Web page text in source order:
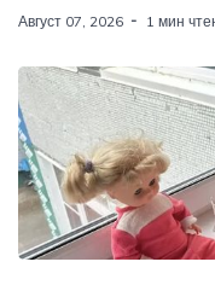
Август 07, 2026 1 мин